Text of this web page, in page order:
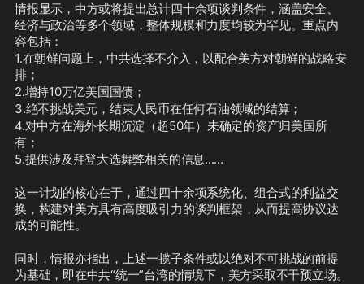
情报显示，中方或将提出总计四十余项谈判条件，涵盖安全、
经济与政治等多个领域，整体规模和力度均较为罕见。重点内
容包括：
1.在朝鲜问题上，中共选择不介入，以配合美方对朝鲜的战略安
排；
2.增持10万亿美国国债；
3.绝不挑战美元，结束人民币在任何石油领域的结算；
4.对中方在海外长期沉淀（超50年）未确定的资产归美国所
有；
5.提供涉及拜登大选舞弊相关的信息......
这一计划的核心在于，通过四十余项系统化、组合式的利益交
换，构建对美方具有高度吸引力的谈判框架，从而提高协议达
成的可能性。
同时，情报亦指出，上述一揽子条件或以绝对不可挑战的前提
为基础，即在中共“统一”台湾的情境下，美方采取不干预立场。